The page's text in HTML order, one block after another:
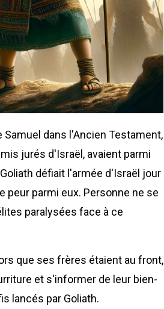
dans l'Ancien Testament,
jurés d'Israël, avaient parmi
défiait l'armée d'Israël jour
peur parmi eux. Personne ne se
paralysées face à ce
que ses frères étaient au front,
et s'informer de leur bien-
lancés par Goliath.